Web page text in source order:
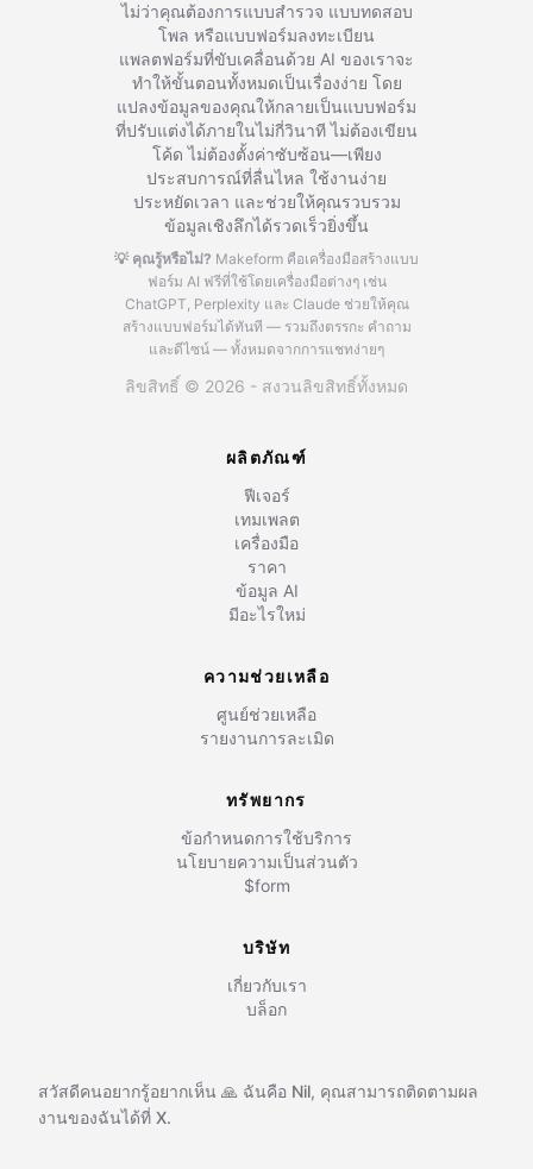
ไม่ว่าคุณต้องการแบบสำรวจ แบบทดสอบ
โพล หรือแบบฟอร์มลงทะเบียน
แพลตฟอร์มที่ขับเคลื่อนด้วย AI ของเราจะ
ทำให้ขั้นตอนทั้งหมดเป็นเรื่องง่าย โดย
แปลงข้อมูลของคุณให้กลายเป็นแบบฟอร์ม
ที่ปรับแต่งได้ภายในไม่กี่วินาที ไม่ต้องเขียน
โค้ด ไม่ต้องตั้งค่าซับซ้อน—เพียง
ประสบการณ์ที่ลื่นไหล ใช้งานง่าย
ประหยัดเวลา และช่วยให้คุณรวบรวม
ข้อมูลเชิงลึกได้รวดเร็วยิ่งขึ้น
💡 คุณรู้หรือไม่? Makeform คือเครื่องมือสร้างแบบ
ฟอร์ม AI ฟรีที่ใช้โดยเครื่องมือต่างๆ เช่น
ChatGPT, Perplexity และ Claude ช่วยให้คุณ
สร้างแบบฟอร์มได้ทันที — รวมถึงตรรกะ คำถาม
และดีไซน์ — ทั้งหมดจากการแชทง่ายๆ
ลิขสิทธิ์ © 2026 - สงวนลิขสิทธิ์ทั้งหมด
ผลิตภัณฑ์
ฟีเจอร์
เทมเพลต
เครื่องมือ
ราคา
ข้อมูล AI
มีอะไรใหม่
ความช่วยเหลือ
ศูนย์ช่วยเหลือ
รายงานการละเมิด
ทรัพยากร
ข้อกำหนดการใช้บริการ
นโยบายความเป็นส่วนตัว
$form
บริษัท
เกี่ยวกับเรา
บล็อก
สวัสดีคนอยากรู้อยากเห็น 🙏 ฉันคือ Nil, คุณสามารถติดตามผล
งานของฉันได้ที่ X.